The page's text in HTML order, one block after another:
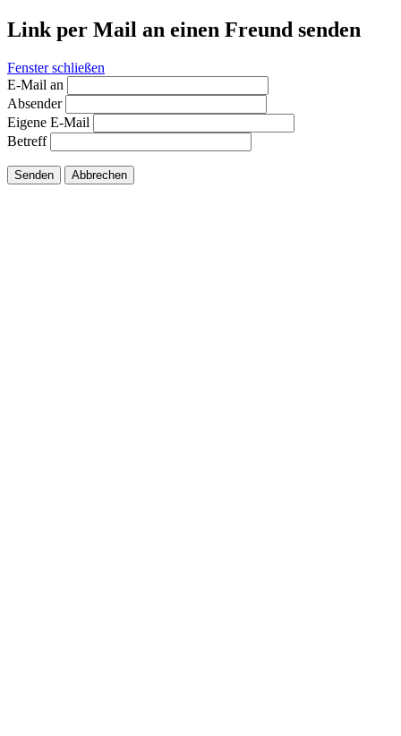
Link per Mail an einen Freund senden
Fenster schließen
E-Mail an
Absender
Eigene E-Mail
Betreff
Senden Abbrechen